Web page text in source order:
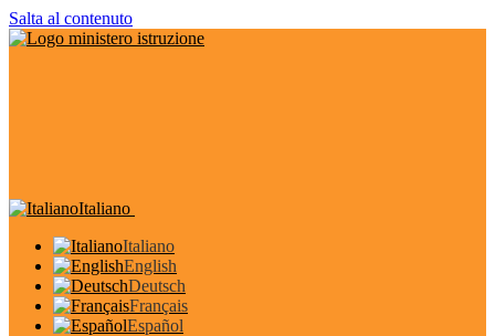
Salta al contenuto
Italiano
Italiano
English
Deutsch
Français
Español